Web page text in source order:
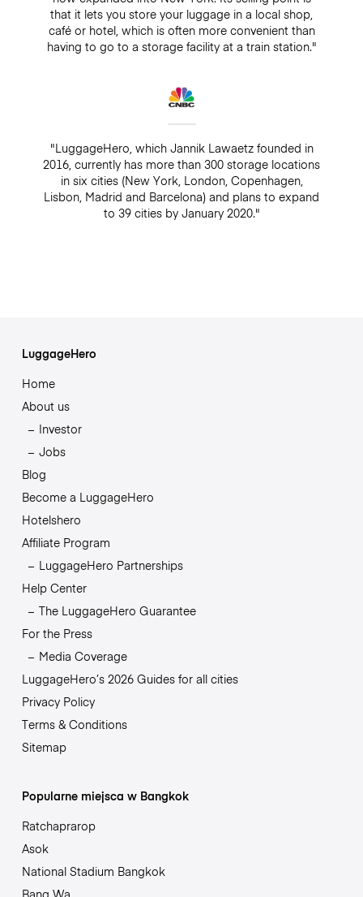
that it lets you store your luggage in a local shop,
café or hotel, which is often more convenient than
having to go to a storage facility at a train station."
"LuggageHero, which Jannik Lawaetz founded in
2016, currently has more than 300 storage locations
in six cities (New York, London, Copenhagen,
Lisbon, Madrid and Barcelona) and plans to expand
to 39 cities by January 2020."
LuggageHero
Home
About us
Investor
Jobs
Blog
Become a LuggageHero
Hotelshero
Affiliate Program
LuggageHero Partnerships
Help Center
The LuggageHero Guarantee
For the Press
Media Coverage
LuggageHero’s 2026 Guides for all cities
Privacy Policy
Terms & Conditions
Sitemap
Popularne miejsca w Bangkok
Ratchaprarop
Asok
National Stadium Bangkok
Bang Wa